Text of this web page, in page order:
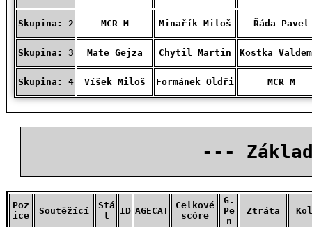
Skupina: 2 MCR M Minařík Miloš Řáda Pavel
Skupina: 3 Mate Gejza Chytil Martin Kostka
Skupina: 4 Víšek Miloš Formánek Oldři MCR M
---
Poz
ice
Soutěžící
Stá
t
ID AGECAT
Celkové
scóre
G.
Pe
n
Ztráta